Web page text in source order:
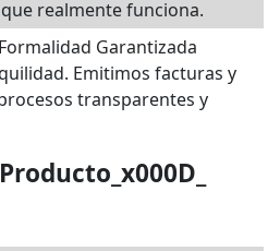
realmente funciona.
Garantizada
Emitimos facturas y
transparentes y